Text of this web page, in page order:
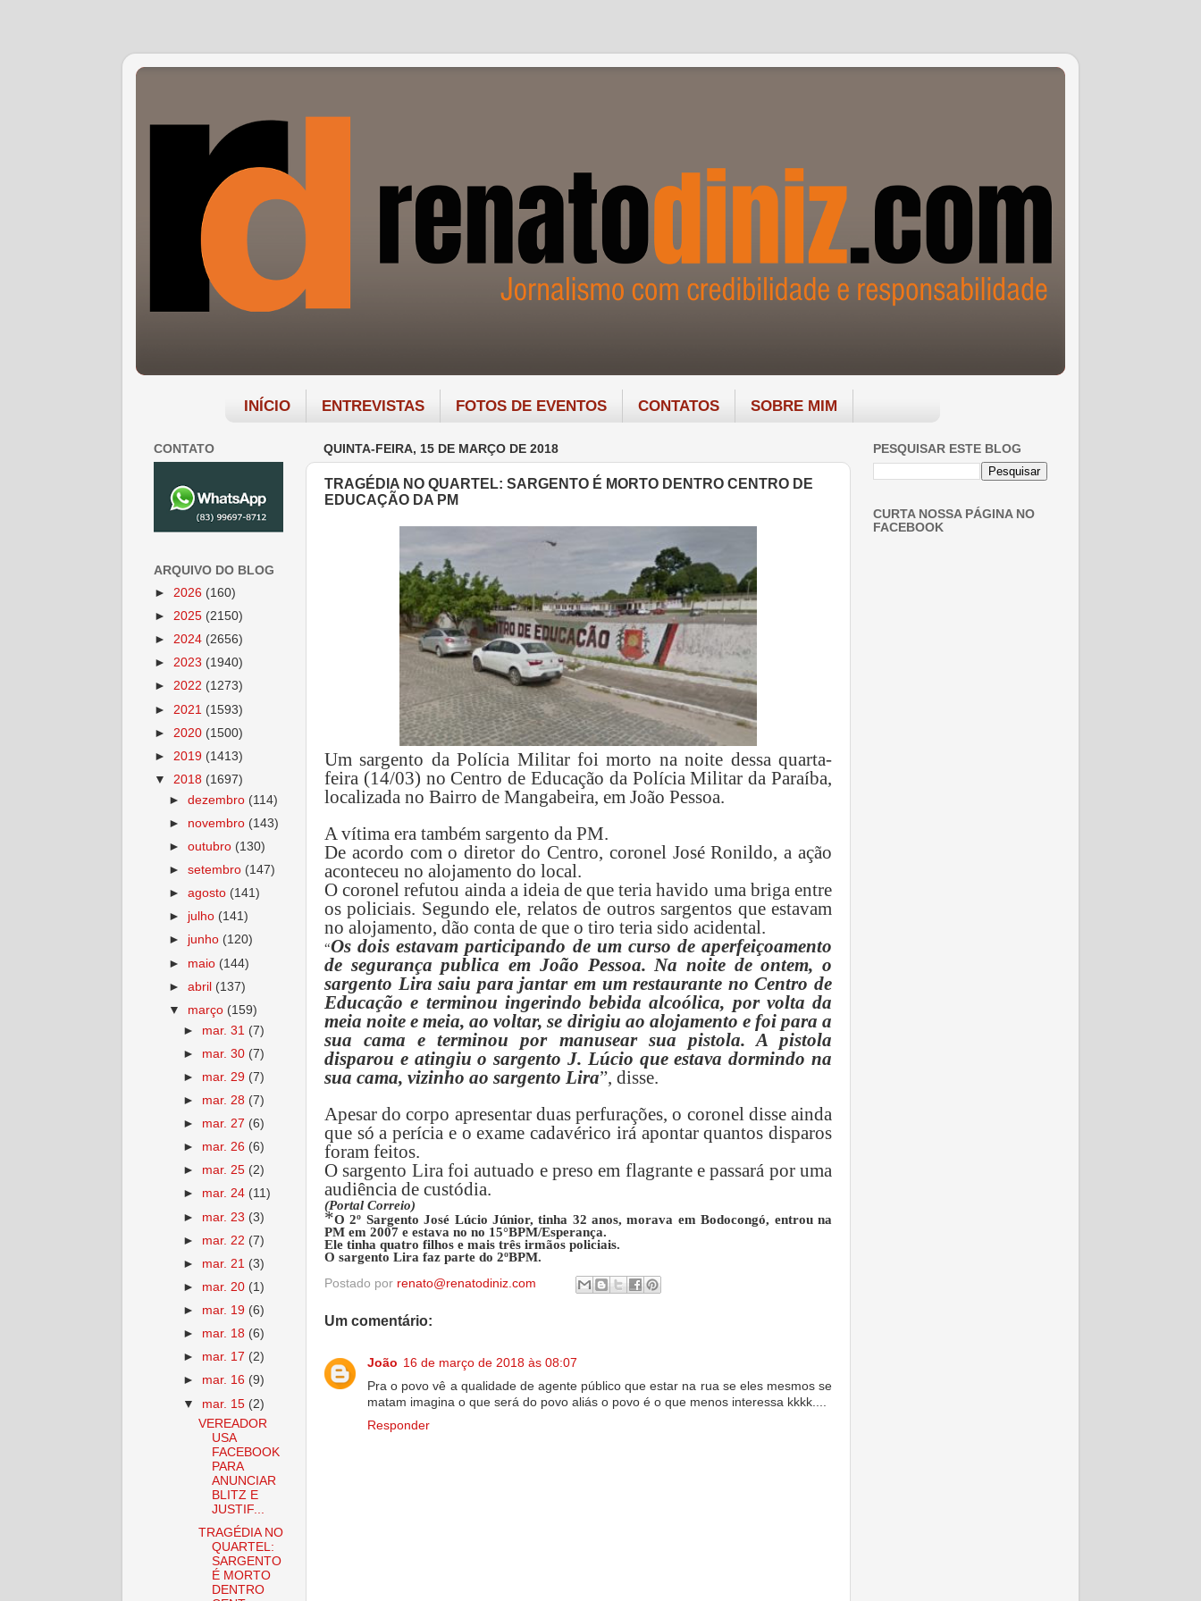
INÍCIO ENTREVISTAS FOTOS DE EVENTOS CONTATOS SOBRE MIM
QUINTA-FEIRA, 15 DE MARÇO DE 2018
TRAGÉDIA NO QUARTEL: SARGENTO É MORTO DENTRO CENTRO DE
EDUCAÇÃO DA PM
Um sargento da Polícia Militar foi morto na noite dessa quarta-
feira (14/03) no Centro de Educação da Polícia Militar da Paraíba,
localizada no Bairro de Mangabeira, em João Pessoa.
A vítima era também sargento da PM.
De acordo com o diretor do Centro, coronel José Ronildo, a ação
aconteceu no alojamento do local.
O coronel refutou ainda a ideia de que teria havido uma briga entre
os policiais. Segundo ele, relatos de outros sargentos que estavam
no alojamento, dão conta de que o tiro teria sido acidental.
“Os dois estavam participando de um curso de aperfeiçoamento
de segurança publica em João Pessoa. Na noite de ontem, o
sargento Lira saiu para jantar em um restaurante no Centro de
Educação e terminou ingerindo bebida alcoólica, por volta da
meia noite e meia, ao voltar, se dirigiu ao alojamento e foi para a
sua cama e terminou por manusear sua pistola. A pistola
disparou e atingiu o sargento J. Lúcio que estava dormindo na
sua cama, vizinho ao sargento Lira”, disse.
Apesar do corpo apresentar duas perfurações, o coronel disse ainda
que só a perícia e o exame cadavérico irá apontar quantos disparos
foram feitos.
O sargento Lira foi autuado e preso em flagrante e passará por uma
audiência de custódia.
(Portal Correio)
*O 2º Sargento José Lúcio Júnior, tinha 32 anos, morava em Bodocongó, entrou na
PM em 2007 e estava no no 15°BPM/Esperança.
Ele tinha quatro filhos e mais três irmãos policiais.
O sargento Lira faz parte do 2ºBPM.
Postado por renato@renatodiniz.com
Um comentário:
João 16 de março de 2018 às 08:07
Pra o povo vê a qualidade de agente público que estar na rua se eles mesmos se
matam imagina o que será do povo aliás o povo é o que menos interessa kkkk....
Responder
CONTATO
ARQUIVO DO BLOG
► 2026 (160)
► 2025 (2150)
► 2024 (2656)
► 2023 (1940)
► 2022 (1273)
► 2021 (1593)
► 2020 (1500)
► 2019 (1413)
▼ 2018 (1697)
►dezembro (114)
► novembro (143)
►outubro (130)
►setembro (147)
►agosto (141)
► julho (141)
► junho (120)
► maio (144)
►abril (137)
▼ março (159)
► mar. 31 (7)
► mar. 30 (7)
► mar. 29 (7)
► mar. 28 (7)
► mar. 27 (6)
► mar. 26 (6)
► mar. 25 (2)
► mar. 24 (11)
► mar. 23 (3)
► mar. 22 (7)
► mar. 21 (3)
► mar. 20 (1)
► mar. 19 (6)
► mar. 18 (6)
► mar. 17 (2)
► mar. 16 (9)
▼ mar. 15 (2)
VEREADOR
USA
FACEBOOK
PARA
ANUNCIAR
BLITZ E
JUSTIF...
TRAGÉDIA NO
QUARTEL:
SARGENTO
É MORTO
DENTRO
PESQUISAR ESTE BLOG
CURTA NOSSA PÁGINA NO
FACEBOOK